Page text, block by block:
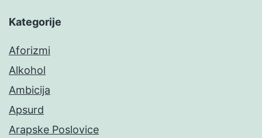
Kategorije
Aforizmi
Alkohol
Ambicija
Apsurd
Arapske Poslovice